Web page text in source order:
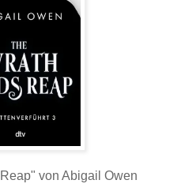
von Abigail Owen